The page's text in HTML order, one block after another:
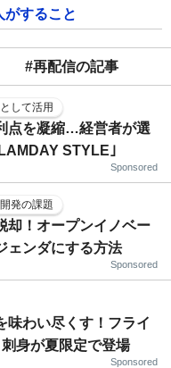
すること
#再配信の記事
して活用
点を凝縮…経営者が選
STYLE｣
Sponsored
発の課題
却！オープンイノベー
ェンダにする方法
Sponsored
味わい尽くす！フライ
身が夏限定で登場
Sponsored